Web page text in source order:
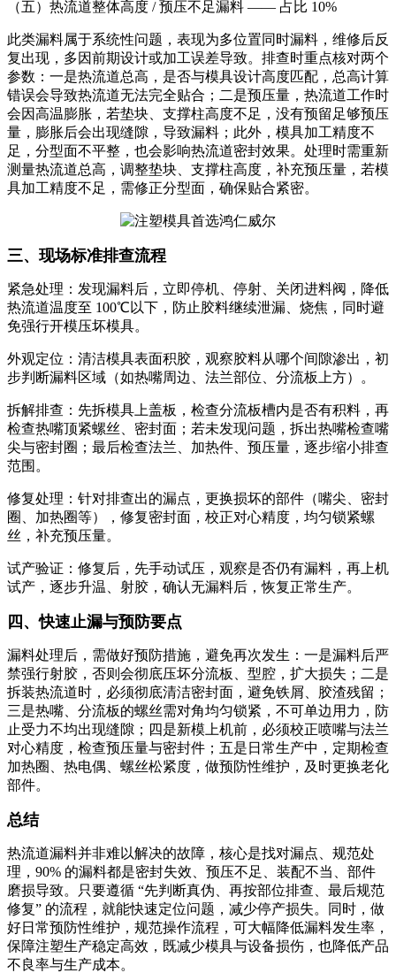
（五）热流道整体高度 / 预压不足漏料 —— 占比 10%
此类漏料属于系统性问题，表现为多位置同时漏料，维修后反
复出现，多因前期设计或加工误差导致。排查时重点核对两个
参数：一是热流道总高，是否与模具设计高度匹配，总高计算
错误会导致热流道无法完全贴合；二是预压量，热流道工作时
会因高温膨胀，若垫块、支撑柱高度不足，没有预留足够预压
量，膨胀后会出现缝隙，导致漏料；此外，模具加工精度不
足，分型面不平整，也会影响热流道密封效果。处理时需重新
测量热流道总高，调整垫块、支撑柱高度，补充预压量，若模
具加工精度不足，需修正分型面，确保贴合紧密。
三、现场标准排查流程
紧急处理：发现漏料后，立即停机、停射、关闭进料阀，降低
热流道温度至 100℃以下，防止胶料继续泄漏、烧焦，同时避
免强行开模压坏模具。
外观定位：清洁模具表面积胶，观察胶料从哪个间隙渗出，初
步判断漏料区域（如热嘴周边、法兰部位、分流板上方）。
拆解排查：先拆模具上盖板，检查分流板槽内是否有积料，再
检查热嘴顶紧螺丝、密封面；若未发现问题，拆出热嘴检查嘴
尖与密封圈；最后检查法兰、加热件、预压量，逐步缩小排查
范围。
修复处理：针对排查出的漏点，更换损坏的部件（嘴尖、密封
圈、加热圈等），修复密封面，校正对心精度，均匀锁紧螺
丝，补充预压量。
试产验证：修复后，先手动试压，观察是否仍有漏料，再上机
试产，逐步升温、射胶，确认无漏料后，恢复正常生产。
四、快速止漏与预防要点
漏料处理后，需做好预防措施，避免再次发生：一是漏料后严
禁强行射胶，否则会彻底压坏分流板、型腔，扩大损失；二是
拆装热流道时，必须彻底清洁密封面，避免铁屑、胶渣残留；
三是热嘴、分流板的螺丝需对角均匀锁紧，不可单边用力，防
止受力不均出现缝隙；四是新模上机前，必须校正喷嘴与法兰
对心精度，检查预压量与密封件；五是日常生产中，定期检查
加热圈、热电偶、螺丝松紧度，做预防性维护，及时更换老化
部件。
总结
热流道漏料并非难以解决的故障，核心是找对漏点、规范处
理，90% 的漏料都是密封失效、预压不足、装配不当、部件
磨损导致。只要遵循 “先判断真伪、再按部位排查、最后规范
修复” 的流程，就能快速定位问题，减少停产损失。同时，做
好日常预防性维护，规范操作流程，可大幅降低漏料发生率，
保障注塑生产稳定高效，既减少模具与设备损伤，也降低产品
不良率与生产成本。